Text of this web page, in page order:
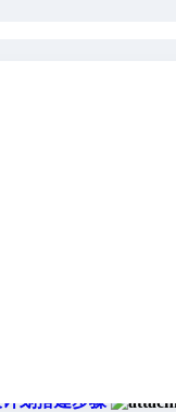
选品及转化环境策划
划搭建步骤